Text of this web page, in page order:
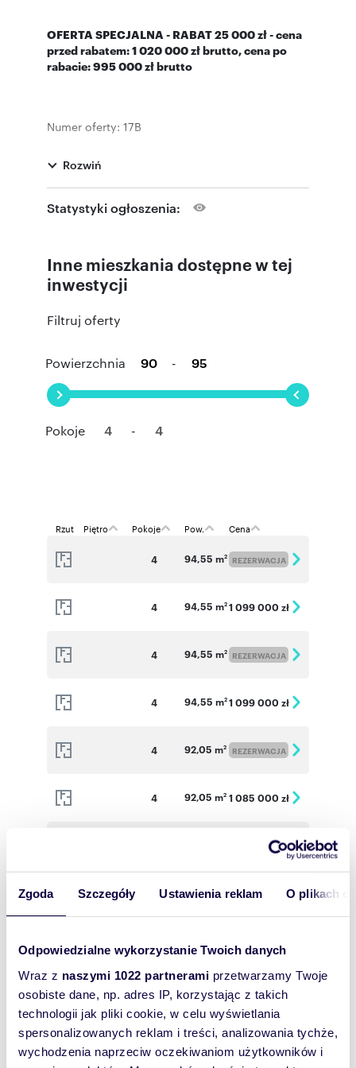
Zgoda Szczegóły Ustawienia reklam O plikach
Odpowiedzialne wykorzystanie Twoich danych
Wraz z naszymi 1022 partnerami przetwarzamy Twoje
osobiste dane, np. adres IP, korzystając z takich
technologii jak pliki cookie, w celu wyświetlania
spersonalizowanych reklam i treści, analizowania tychże,
wychodzenia naprzeciw oczekiwaniom użytkowników i
OFERTA SPECJALNA - RABAT 25 000 zł - cena
przed rabatem: 1 020 000 zł brutto, cena po
rabacie: 995 000 zł brutto
Numer oferty: 17B
Rozwiń
Statystyki ogłoszenia:
Inne mieszkania dostępne w tej
inwestycji
Filtruj oferty
Powierzchnia -
Pokoje -
Rzut Piętro Pokoje Pow. Cena
4 94,55 m2 REZERWACJA
4 94,55 m2 1 099 000 zł
4 94,55 m2 REZERWACJA
4 94,55 m2 1 099 000 zł
4 92,05 m2 REZERWACJA
4 92,05 m2 1 085 000 zł
1 230 000 zł
94,55 m REZERWACJA
1 195 000 zł
4 94,55 m2 1 190 000 zł